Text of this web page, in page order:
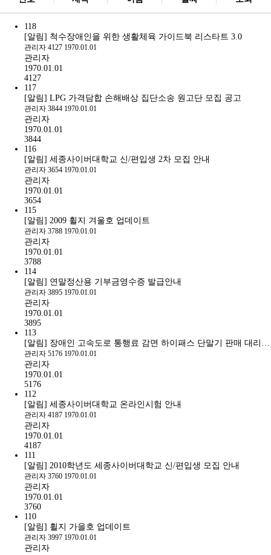
118
[알림] 척수장애인을 위한 생활체육 가이드북 리스타트 3.0
관리자 4127 1970.01.01
관리자
1970.01.01
4127
117
[알림] LPG 가격담합 손해배상 집단소송 원고단 모집 공고
관리자 3844 1970.01.01
관리자
1970.01.01
3844
116
[알림] 세종사이버대학교 신/편입생 2차 모집 안내
관리자 3654 1970.01.01
관리자
1970.01.01
3654
115
[알림] 2009 휠지 겨울호 업데이트
관리자 3788 1970.01.01
관리자
1970.01.01
3788
114
[알림] 연말정산용 기부금영수증 발급안내
관리자 3895 1970.01.01
관리자
1970.01.01
3895
113
[알림] 장애인 고속도로 통행료 감면 하이패스 단말기 판매 대리…
관리자 5176 1970.01.01
관리자
1970.01.01
5176
112
[알림] 세종사이버대학교 온라인시험 안내
관리자 4187 1970.01.01
관리자
1970.01.01
4187
111
[알림] 2010학년도 세종사이버대학교 신/편입생 모집 안내
관리자 3760 1970.01.01
관리자
1970.01.01
3760
110
[알림] 휠지 가을호 업데이트
관리자 3997 1970.01.01
관리자